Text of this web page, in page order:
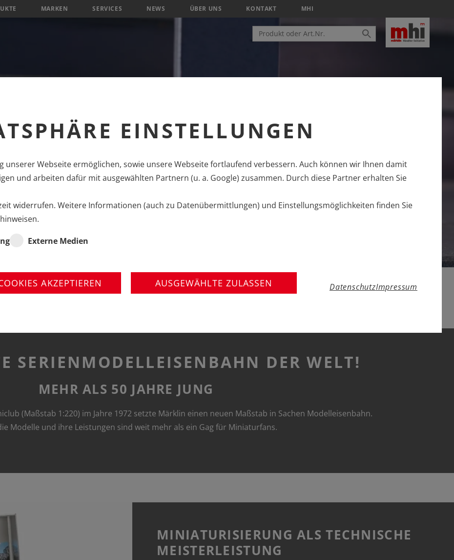
EINSTELLUNGEN
Webseite ermöglichen, sowie unsere Webseite fortlaufend verbessern. Auch können wir Ihnen damit
und arbeiten dafür mit ausgewählten Partnern (u. a. Google) zusammen. Durch diese Partner erhalten Sie
widerrufen. Weitere Informationen (auch zu Datenübermittlungen) und Einstellungsmöglichkeiten finden Sie
Externe Medien
AKZEPTIEREN AUSGEWÄHLTE ZULASSEN DatenschutzImpressum
MARKEN SERVICES NEWS ÜBER UNS KONTAKT MHI
SERIENMODELLEISENBAHN DER WELT!
MEHR ALS 50 JAHRE JUNG
(Maßstab 1:220) im Jahre 1972 setzte Märklin einen neuen Maßstab in Sachen Modelleisenbahn.
Modelle und ihre Leistungen sind weit mehr als ein Gag für Miniaturfans.
MINIATURISIERUNG ALS TECHNISCHE
MEISTERLEISTUNG